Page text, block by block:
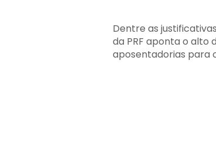
Dentre as
da PRF aponta o alto
aposentadorias para